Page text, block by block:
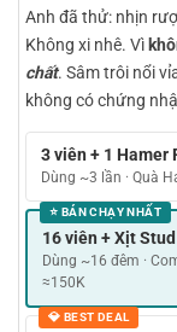
Anh đã thử: nhịn
Không xi nhê. Vì
chất. Sâm trôi nổi
không có chứng
3 viên + 1 Hamer
Dùng ~3 lần · Quà
⭐ BÁN CHẠY NHẤT
16 viên + Xịt
Dùng ~16 đêm ·
≈150K
💎 BEST DEAL